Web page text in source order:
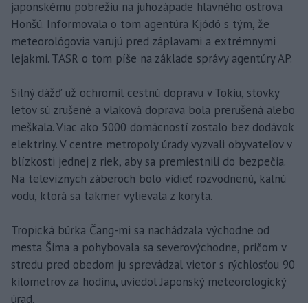
japonskému pobrežiu na juhozápade hlavného ostrova
Honšú. Informovala o tom agentúra Kjódó s tým, že
meteorológovia varujú pred záplavami a extrémnymi
lejakmi. TASR o tom píše na základe správy agentúry AP.
Silný dážď už ochromil cestnú dopravu v Tokiu, stovky
letov sú zrušené a vlaková doprava bola prerušená alebo
meškala. Viac ako 5000 domácností zostalo bez dodávok
elektriny. V centre metropoly úrady vyzvali obyvateľov v
blízkosti jednej z riek, aby sa premiestnili do bezpečia.
Na televíznych záberoch bolo vidieť rozvodnenú, kalnú
vodu, ktorá sa takmer vylievala z koryta.
Tropická búrka Čang-mi sa nachádzala východne od
mesta Šima a pohybovala sa severovýchodne, pričom v
stredu pred obedom ju sprevádzal vietor s rýchlosťou 90
kilometrov za hodinu, uviedol Japonský meteorologický
úrad.